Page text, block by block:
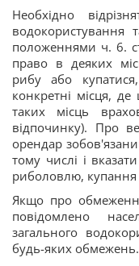
Необхідно
водокористування
положеннями ч. 6.
право в деяких
рибу або
конкретні місця,
таких місць
відпочинку). Про
орендар
тому числі і
риболовлю, купання
Якщо про
повідомлено
загального
будь-яких обмежень.